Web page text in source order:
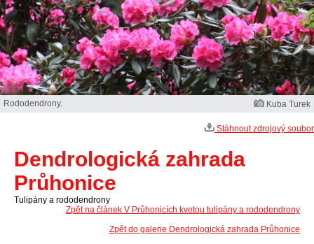
Rododendrony. Kuba Turek
Stáhnout zdrojový soubor
Dendrologická zahrada
Průhonice
Tulipány a rododendrony
Zpět na článek V Průhonicích kvetou tulipány a rododendrony
Zpět do galerie Dendrologická zahrada Průhonice